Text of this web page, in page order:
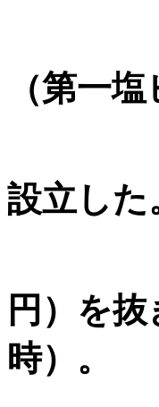
まず
（第一塩
つい
設立した
資本
円）を
時